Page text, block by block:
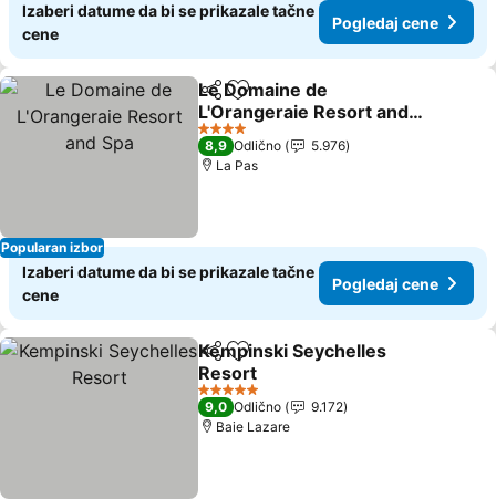
Izaberi datume da bi se prikazale tačne
cene
Pogledaj cene
Popularan izbor
Deli Dodati u favorite
Le Domaine de
L'Orangeraie Resort and
Spa
4 Zvezdice
8,9 Odlično
5.976
La Pas
Izaberi datume da bi se prikazale tačne
cene
Pogledaj cene
Deli Dodati u favorite
Kempinski Seychelles
Resort
5 Zvezdice
9,0 Odlično
9.172
Baie Lazare